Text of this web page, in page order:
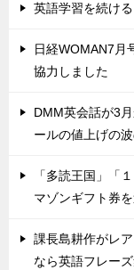
英語学習を続け
日経WOMAN7月
協力しました
DMM英会話が3
ールの値上げの
「多読王国」「
マゾンギフト券
課長島耕作がレ
なら英語フレー